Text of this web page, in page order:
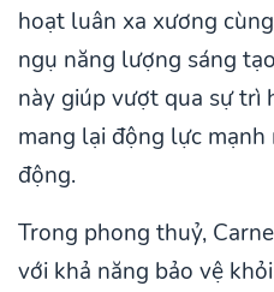
hoạt luân xa xương
ngụ năng lượng sáng
này giúp vượt qua sự trì
mang lại động lực
động.
Trong phong thuỷ,
với khả năng bảo vệ